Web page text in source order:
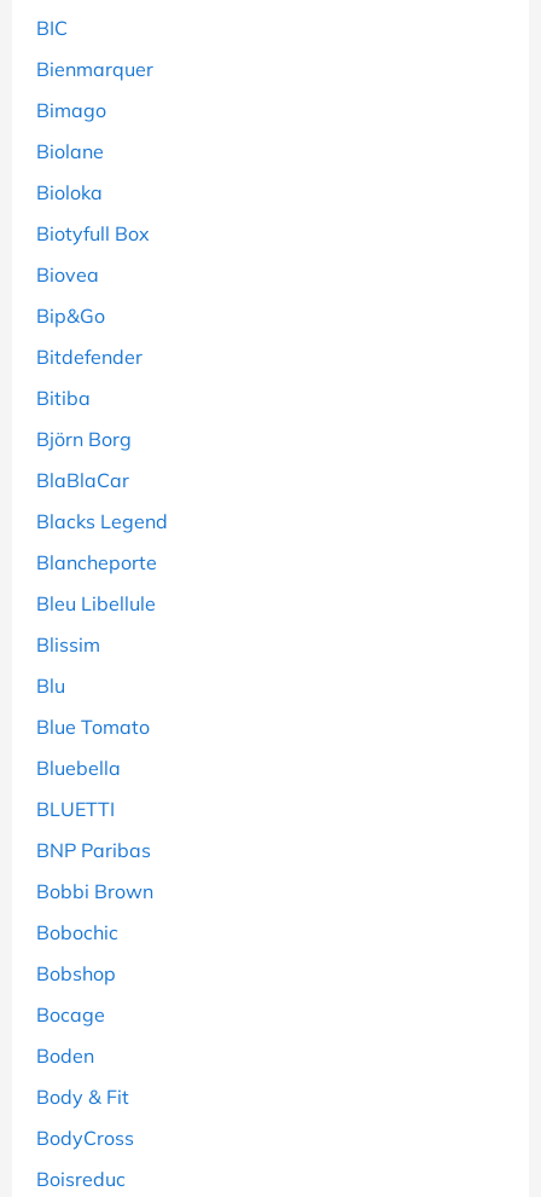
BIC
Bienmarquer
Bimago
Biolane
Bioloka
Biotyfull Box
Biovea
Bip&Go
Bitdefender
Bitiba
Björn Borg
BlaBlaCar
Blacks Legend
Blancheporte
Bleu Libellule
Blissim
Blu
Blue Tomato
Bluebella
BLUETTI
BNP Paribas
Bobbi Brown
Bobochic
Bobshop
Bocage
Boden
Body & Fit
BodyCross
Boisreduc